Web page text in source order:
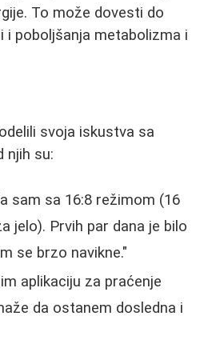
To može dovesti do
i poboljšanja metabolizma i
svoja iskustva sa
njih su:
sam sa 16:8 režimom (16
jelo). Prvih par dana je bilo
se brzo navikne."
aplikaciju za praćenje
da ostanem dosledna i